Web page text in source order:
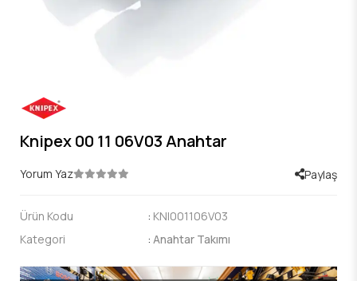
Knipex 00 11 06V03 Anahtar
Yorum Yaz Paylaş
Ürün Kodu : KNI001106V03
Kategori
: Anahtar Takımı